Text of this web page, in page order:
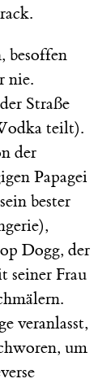
besoffen
nie.
Straße
teilt).
der
Papagei
bester
Dogg, der
seiner Frau
veranlasst,
um